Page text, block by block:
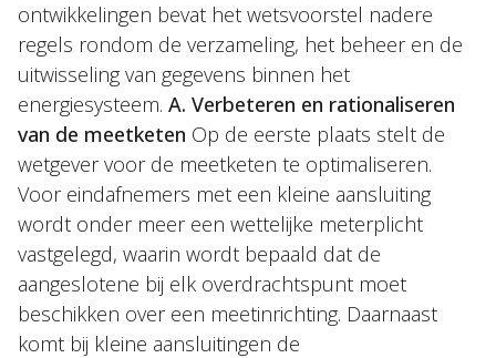
ontwikkelingen bevat het wetsvoorstel nadere
regels rondom de verzameling, het beheer en de
uitwisseling van gegevens binnen het
energiesysteem. A. Verbeteren en rationaliseren
van de meetketen Op de eerste plaats stelt de
wetgever voor de meetketen te optimaliseren.
Voor eindafnemers met een kleine aansluiting
wordt onder meer een wettelijke meterplicht
vastgelegd, waarin wordt bepaald dat de
aangeslotene bij elk overdrachtspunt moet
beschikken over een meetinrichting. Daarnaast
komt bij kleine aansluitingen de